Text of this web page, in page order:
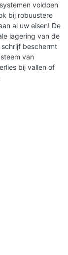
voldoen
bij robuustere
al uw eisen! De
lagering van de
schrijf beschermt
van
bij vallen of